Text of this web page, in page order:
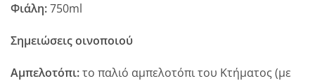
Φιάλη:750ml
Σημειώσεις οινοποιού
Αμπελοτόπι:το παλιό αμπελοτόπι του Κτήματος (με